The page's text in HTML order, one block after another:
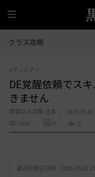
全
体
クラス攻略
#デッドアイ
DE覚醒依頼でス
きません
卑猥なメス豚-日本
2050
0 0
最近の修正日時 : 2025.05.01